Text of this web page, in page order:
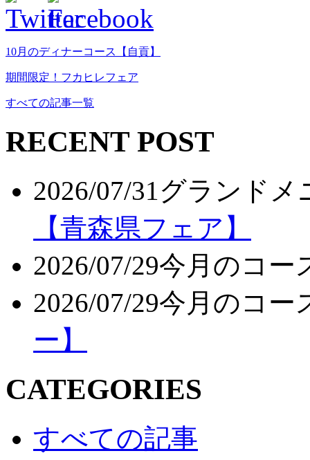
10月のディナーコース【自貢】
期間限定！フカヒレフェア
すべての記事一覧
RECENT POST
2026/07/31 グランドメ
【青森県フェア】
2026/07/29今月のコー
2026/07/29今月のコー
ー】
CATEGORIES
すべての記事